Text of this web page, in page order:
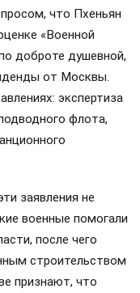
что Пхеньян
«Военной
доброте душевной,
от Москвы.
экспертиза
флота,
заявления не
военные помогали
после чего
строительством
признают, что